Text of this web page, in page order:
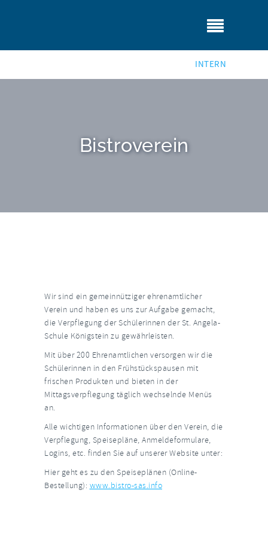
INTERN
Bistroverein
Wir sind ein gemeinnütziger ehrenamtlicher
Verein und haben es uns zur Aufgabe gemacht,
die Verpflegung der Schülerinnen der St. Angela-
Schule Königstein zu gewährleisten.
Mit über 200 Ehrenamtlichen versorgen wir die
Schülerinnen in den Frühstückspausen mit
frischen Produkten und bieten in der
Mittagsverpflegung täglich wechselnde Menüs
an.
Alle wichtigen Informationen über den Verein, die
Verpflegung, Speisepläne, Anmeldeformulare,
Logins, etc. finden Sie auf unserer Website unter:
Hier geht es zu den Speiseplänen (Online-
Bestellung): www.bistro-sas.info